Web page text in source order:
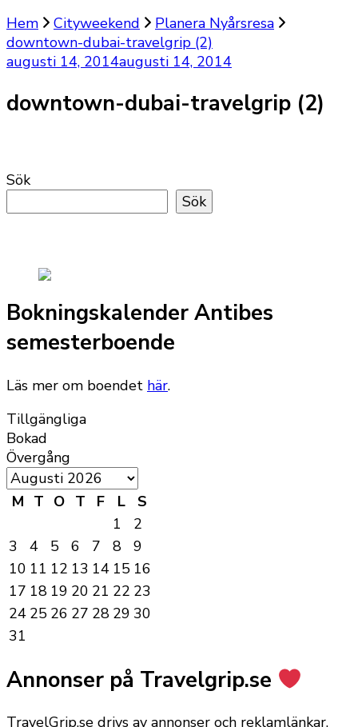
Hem
Cityweekend
Planera Nyårsresa
downtown-dubai-travelgrip (2)
augusti 14, 2014augusti 14, 2014
downtown-dubai-travelgrip (2)
Sök
Sök
Bokningskalender Antibes
semesterboende
Läs mer om boendet här.
Tillgängliga
Bokad
Övergång
M T O T F L
S
1
2
3
4 5 6 7 8
9
10 11 12 13 14 15 16
17 18 19 20 21 22 23
24 25 26 27 28 29 30
31
Annonser på Travelgrip.se
TravelGrip.se drivs av annonser och reklamlänkar,